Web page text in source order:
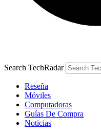
Search TechRadar
Reseña
Móviles
Computadoras
Guías De Compra
Noticias